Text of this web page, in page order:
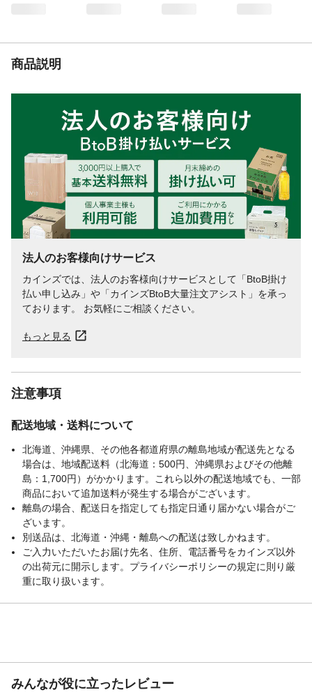
栄養成分表示
原産国
日本
食物アレルギー表示
乳
ペットボトル
商品説明
法人のお客様向けサービス
カインズでは、法人のお客様向けサービスとして「BtoB掛け
払い申し込み」や「カインズBtoB大量注文アシスト」を承っ
ております。 お気軽にご相談ください。
もっと見る
注意事項
配送地域・送料について
北海道、沖縄県、その他各都道府県の離島地域が配送先となる
場合は、地域配送料（北海道：500円、沖縄県およびその他離
島：1,700円）がかかります。これら以外の配送地域でも、一部
商品において追加送料が発生する場合がございます。
離島の場合、配送日を指定しても指定日通り届かない場合がご
ざいます。
別送品は、北海道・沖縄・離島への配送は致しかねます。
ご入力いただいたお届け先名、住所、電話番号をカインズ以外
の出荷元に開示します。プライバシーポリシーの規定に則り厳
重に取り扱います。
みんなが役に立ったレビュー